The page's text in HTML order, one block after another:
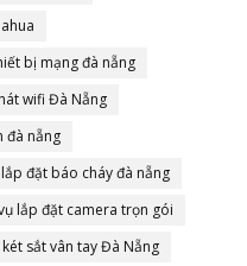
bị mạng đà nẵng
wifi Đà Nẵng
đà nẵng
lắp đặt báo cháy đà nẵng
lắp đặt camera trọn gói
két sắt vân tay Đà Nẵng